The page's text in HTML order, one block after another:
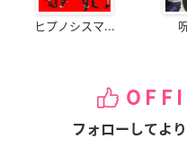
ヒプノシスマ...
フォローしてよ